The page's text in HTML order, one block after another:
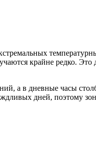
крайне редко.
а в дневные часы
дней, поэтому